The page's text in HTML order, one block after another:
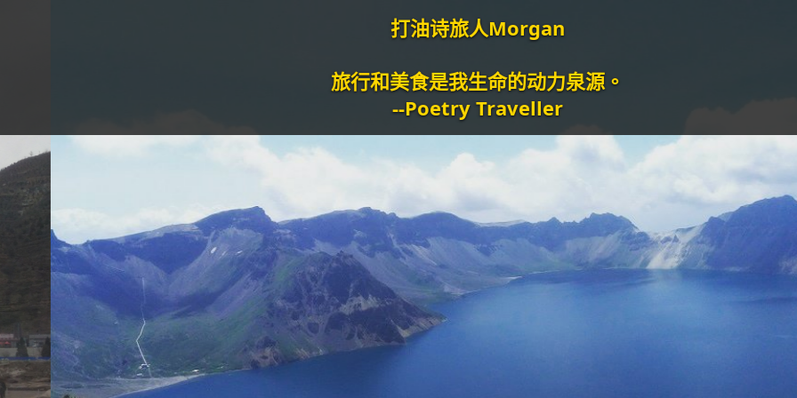
打油诗旅人Morgan
旅行和美食是我生命的动力泉源。
--Poetry Traveller